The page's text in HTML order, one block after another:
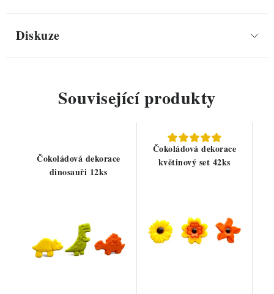
Diskuze
Související produkty
Čokoládová dekorace
dinosauři 12ks
Čokoládová dekorace
květinový set 42ks